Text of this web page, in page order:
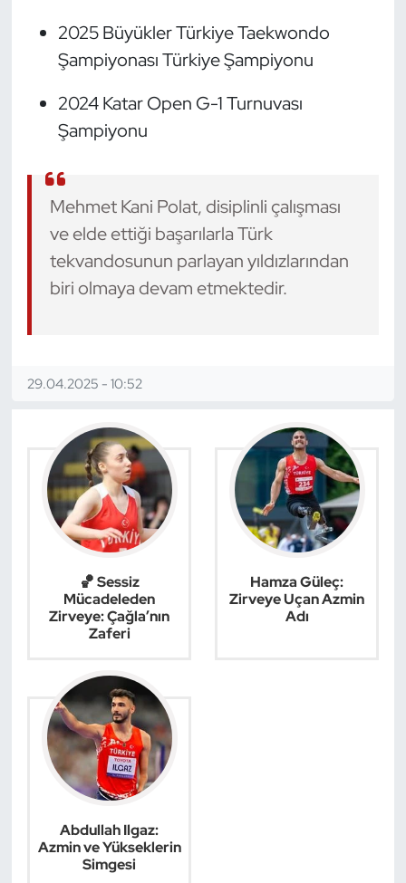
2025 Büyükler Türkiye Taekwondo
Şampiyonası Türkiye Şampiyonu
2024 Katar Open G-1 Turnuvası
Şampiyonu
Mehmet Kani Polat, disiplinli çalışması
ve elde ettiği başarılarla Türk
tekvandosunun parlayan yıldızlarından
biri olmaya devam etmektedir.
29.04.2025 - 10:52
🏀 Sessiz
Mücadeleden
Zirveye: Çağla’nın
Zaferi
Hamza Güleç:
Zirveye Uçan Azmin
Adı
Abdullah Ilgaz:
Azmin ve Yükseklerin
Simgesi
Oryantiring
Özel Sporcular
Paralimpik
Satranç
Su Topu
Sualtı Sporları
Triatlon
Voleybol
Vücut Geliştirme Fitness
Wushu Kungfu
Yelken
Yüzme